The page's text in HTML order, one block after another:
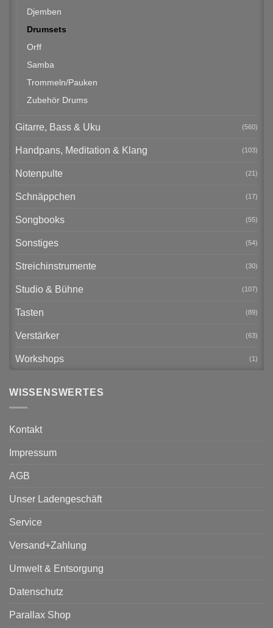
Djemben
Drumsets
Orff
Samba
Trommeln/Pauken
Zubehör Drums
Gitarre, Bass & Uku (560)
Handpans, Meditation & Klang (103)
Notenpulte (21)
Schnäppchen (17)
Songbooks (55)
Sonstiges (54)
Streichinstrumente (30)
Studio & Bühne (107)
Tasten (89)
Verstärker (63)
Workshops (1)
WISSENSWERTES
Kontakt
Impressum
AGB
Unser Ladengeschäft
Service
Versand+Zahlung
Umwelt & Entsorgung
Datenschutz
Parallax Shop